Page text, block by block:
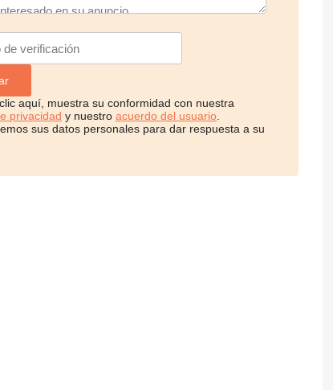
aquí, muestra su conformidad con nuestra
privacidad y nuestro acuerdo del usuario
sus datos personales para dar respuesta a su